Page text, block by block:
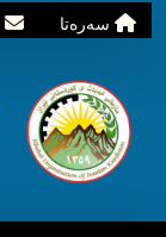
سه‌ره‌تا